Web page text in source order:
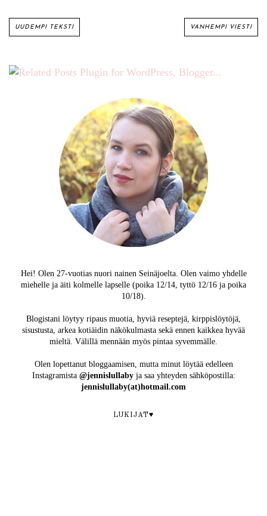
UUDEMPI TEKSTI VANHEMPI VIESTI
Hei! Olen 27-vuotias nuori nainen Seinäjoelta. Olen vaimo yhdelle
miehelle ja äiti kolmelle lapselle (poika 12/14, tyttö 12/16 ja poika
10/18).
Blogistani löytyy ripaus muotia, hyviä reseptejä, kirppislöytöjä,
sisustusta, arkea kotiäidin näkökulmasta sekä ennen kaikkea hyvää
mieltä. Välillä mennään myös pintaa syvemmälle.
Olen lopettanut bloggaamisen, mutta minut löytää edelleen
Instagramista @jennislullabyja saa yhteyden sähköpostilla:
jennislullaby(at)hotmail.com
LUKIJAT♥